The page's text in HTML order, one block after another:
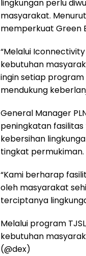
lingkungan perlu
masyarakat.
memperkuat Green
“Melalui
kebutuhan
ingin setiap
mendukung
General Manager
peningkatan
kebersihan
tingkat permukiman.
“Kami berharap
oleh masyarakat
terciptanya
Melalui program
kebutuhan
(@dex)